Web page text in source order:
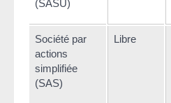
(SASU)
Société par
actions
simplifiée
(SAS)
Libre